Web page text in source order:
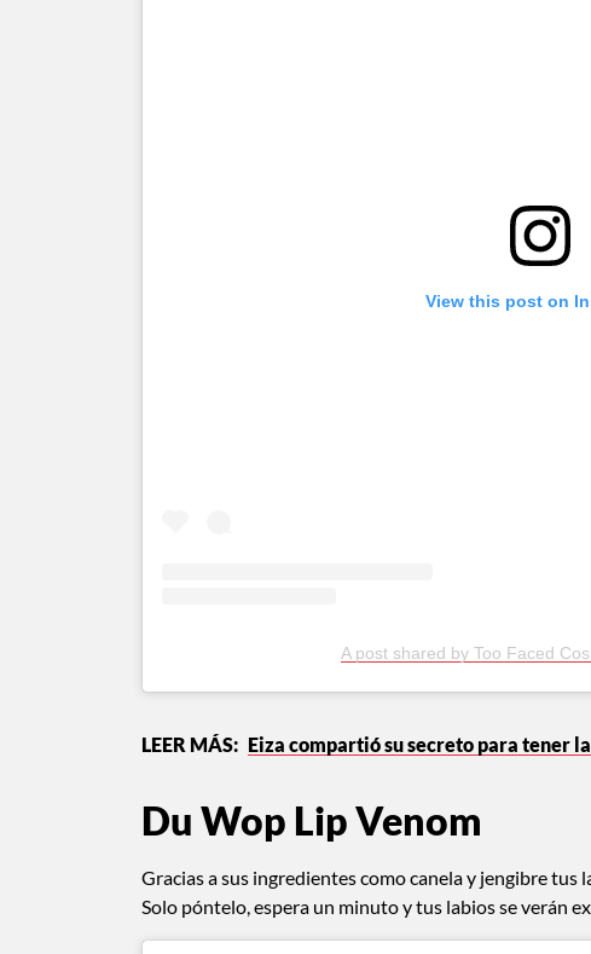
View this post on
A post shared by Too Faced
Eiza compartió su secreto para tener
Du Wop Lip Venom
Gracias a sus ingredientes como canela y jengibre
Solo póntelo, espera un minuto y tus labios se verán